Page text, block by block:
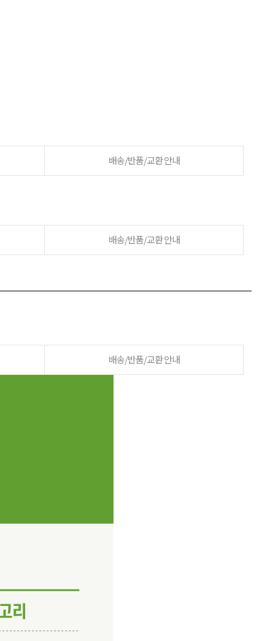
배송/반품/교환 안내
배송/반품/교환 안내
배송/반품/교환 안내